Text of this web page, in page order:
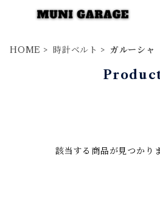
HOME 時計ベルト ガルーシャ
該当する商品が見つかり